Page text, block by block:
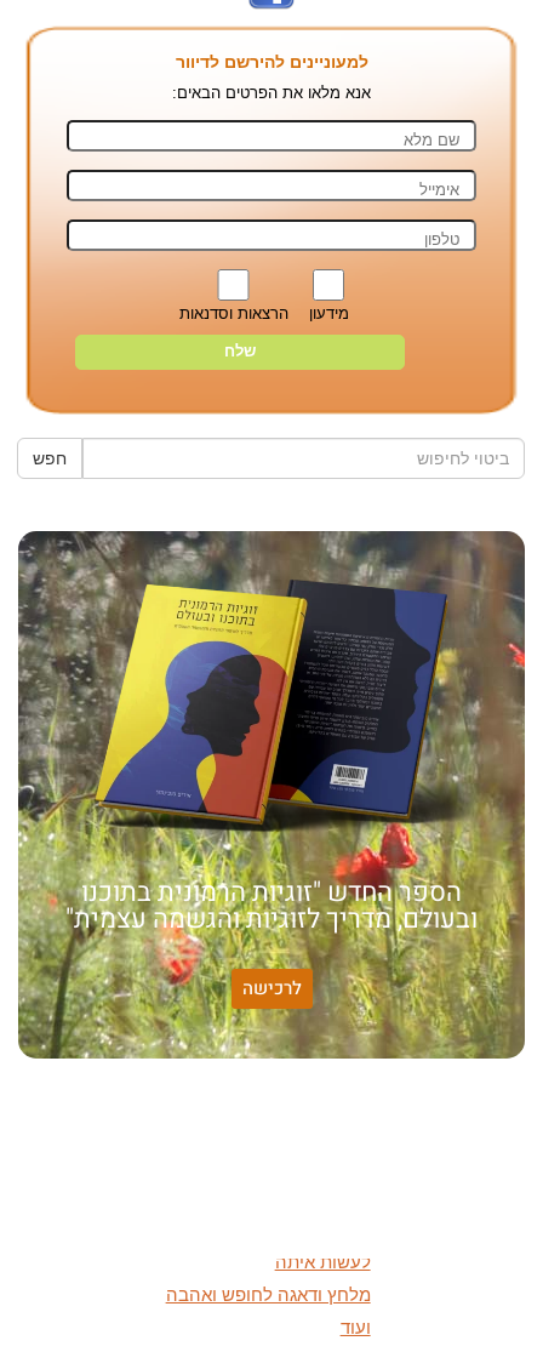
למעוניינים להירשם לדיוור
אנא מלאו את הפרטים הבאים:
מידעון הרצאות וסדנאות
חפש
הספר החדש "זוגיות הרמונית בתוכנו
ובעולם, מדריך לזוגיות והגשמה עצמית"
לרכישההאמונה שלי:
שונות היא שפע של אפשרויות,
עד שנותנים לה שם וקוראים
לה לקות.
ועוד
מאמרים חדשים:
על שפע והישרדות